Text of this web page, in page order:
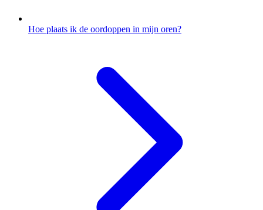
Hoe plaats ik de oordoppen in mijn oren?